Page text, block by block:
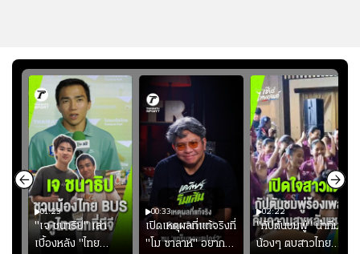
01:23
"เจ ชนาธิป" เล่า
เบื้องหลัง "ไทย
00:33
เปิดเหตุผลที่แท้จริงที่
"โม ซาลาห์" อยาก
02:22
"กัปตันชมพู่" นำทีม
น้องๆ ตบสาวไทย